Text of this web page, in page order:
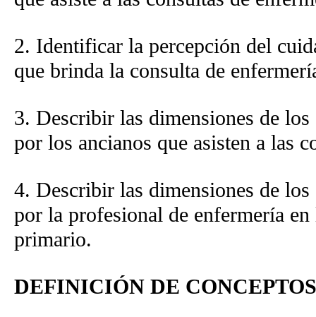
2. Identificar la percepción del
que brinda la consulta de
3. Describir las dimensiones de
por los ancianos que asisten a las
4. Describir las dimensiones de
por la profesional de enfermería
primario.
DEFINICIÓN DE CONCEPTOS